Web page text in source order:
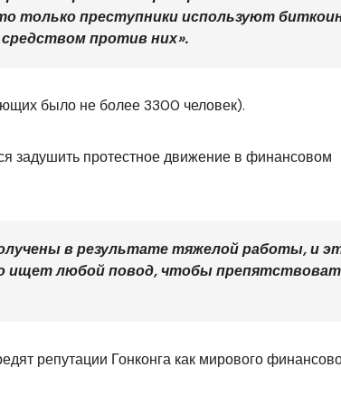
только преступники используют
против них».
было не более 3300 человек).
задушить протестное движение в финансовом
в результате тяжелой работы, и
ищет любой повод, чтобы
репутации Гонконга как мирового